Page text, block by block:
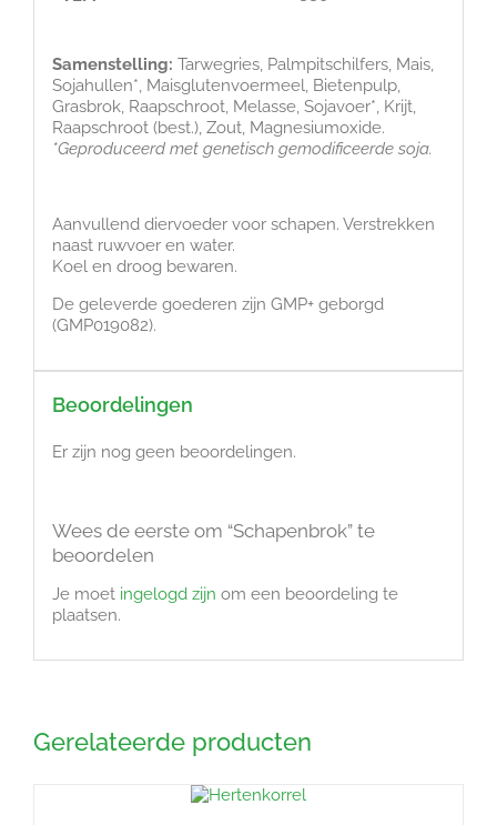
Samenstelling: Tarwegries, Palmpitschilfers, Mais,
Sojahullen*, Maisglutenvoermeel, Bietenpulp,
Grasbrok, Raapschroot, Melasse, Sojavoer*, Krijt,
Raapschroot (best.), Zout, Magnesiumoxide.
*Geproduceerd met genetisch gemodificeerde soja.
Aanvullend diervoeder voor schapen. Verstrekken
naast ruwvoer en water.
Koel en droog bewaren.
De geleverde goederen zijn GMP+ geborgd
(GMP019082).
Beoordelingen
Er zijn nog geen beoordelingen.
Wees de eerste om “Schapenbrok” te
beoordelen
Je moet ingelogd zijn om een beoordeling te
plaatsen.
Gerelateerde producten